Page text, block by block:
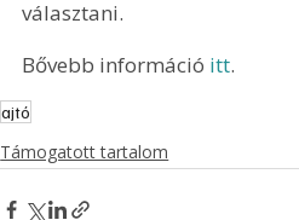
választani.
Bővebb információ itt.
ajtó
Támogatott tartalom